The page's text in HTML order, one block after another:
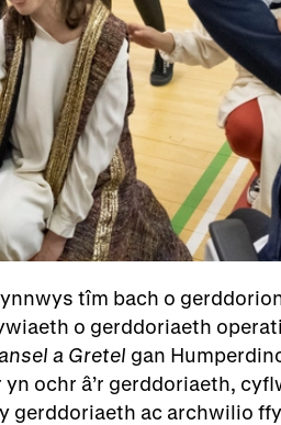
tîm bach o
o gerddoriaeth
a Gretel gan
ochr â’r gerddoriaeth,
ac archwilio